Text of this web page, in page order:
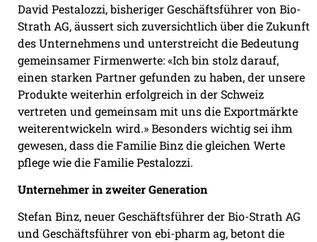
David Pestalozzi, bisheriger Geschäftsführer von Bio-
Strath AG, äussert sich zuversichtlich über die Zukunft
des Unternehmens und unterstreicht die Bedeutung
gemeinsamer Firmenwerte: «Ich bin stolz darauf,
einen starken Partner gefunden zu haben, der unsere
Produkte weiterhin erfolgreich in der Schweiz
vertreten und gemeinsam mit uns die Exportmärkte
weiterentwickeln wird.» Besonders wichtig sei ihm
gewesen, dass die Familie Binz die gleichen Werte
pflege wie die Familie Pestalozzi.
Unternehmer in zweiter Generation
Stefan Binz, neuer Geschäftsführer der Bio-Strath AG
und Geschäftsführer von ebi-pharm ag, betont die